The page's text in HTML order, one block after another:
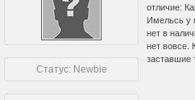
Статус: Newbie
отличие:
Имельсь у
нет в
нет вовсе.
заставшие